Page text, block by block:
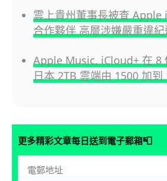
雲上貴州董事長被查 Apple
合作夥伴 高層涉嫌嚴重違紀
Apple Music, iCloud+ 在 8
日本 2TB 雲端由 1500 加到
更多精彩文章每日送到電子郵箱📮